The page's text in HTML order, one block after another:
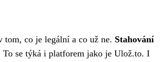
tom, co je legální a co už ne. Stahování
To se týká i platforem jako je Ulož.to. I